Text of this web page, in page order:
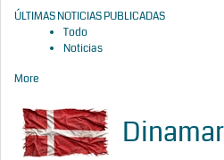
ÚLTIMAS NOTICIAS PUBLICADAS
Todo
Noticias
More